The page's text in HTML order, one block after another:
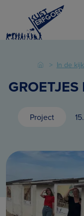
In de
Project